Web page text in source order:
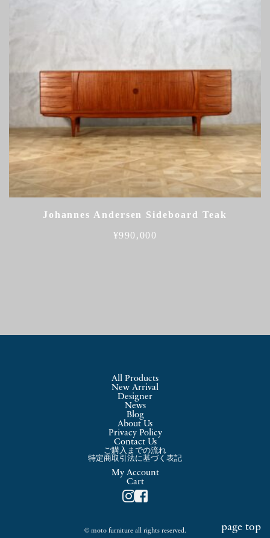
Johannes Andersen Sideboard Teak
¥990,000
page top
All Products
New Arrival
Designer
News
Blog
About Us
Privacy Policy
Contact Us
ご購入までの流れ
特定商取引法に基づく表記
My Account
Cart
© moto furniture all rights reserved.